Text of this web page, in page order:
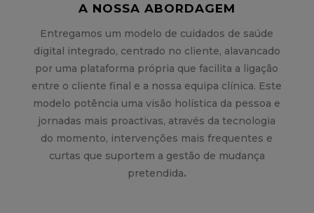
A NOSSA ABORDAGEM
Entregamos um modelo de cuidados de saúde
digital integrado, centrado no cliente, alavancado
por uma plataforma própria que facilita a ligação
entre o cliente final e a nossa equipa clínica. Este
modelo potência uma visão holística da pessoa e
jornadas mais proactivas, através da tecnologia
do momento, intervenções mais frequentes e
curtas que suportem a gestão de mudança
pretendida.